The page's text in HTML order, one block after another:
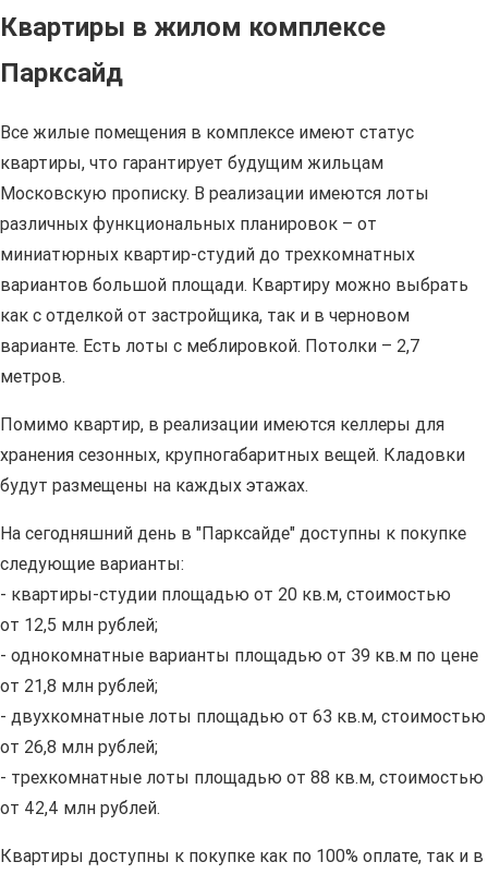
Квартиры в жилом комплексе
Парксайд
Все жилые помещения в комплексе имеют статус
квартиры, что гарантирует будущим жильцам
Московскую прописку. В реализации имеются лоты
различных функциональных планировок – от
миниатюрных квартир-студий до трехкомнатных
вариантов большой площади. Квартиру можно выбрать
как с отделкой от застройщика, так и в черновом
варианте. Есть лоты с меблировкой. Потолки – 2,7
метров.
Помимо квартир, в реализации имеются келлеры для
хранения сезонных, крупногабаритных вещей. Кладовки
будут размещены на каждых этажах.
На сегодняшний день в "Парксайде" доступны к покупке
следующие варианты:
- квартиры-студии площадью от 20 кв.м, стоимостью
от 12,5 млн рублей;
- однокомнатные варианты площадью от 39 кв.м по цене
от 21,8 млн рублей;
- двухкомнатные лоты площадью от 63 кв.м, стоимостью
от 26,8 млн рублей;
- трехкомнатные лоты площадью от 88 кв.м, стоимостью
от 42,4 млн рублей.
Квартиры доступны к покупке как по 100% оплате, так и в